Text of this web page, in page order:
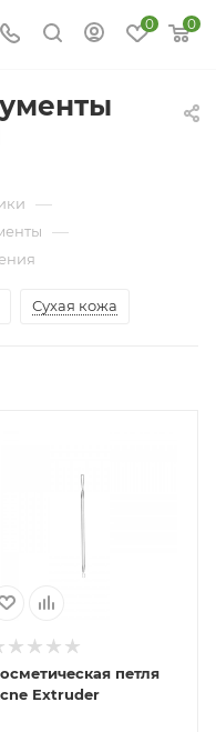
0 0
—
—
Сухая кожа
петля
Extruder